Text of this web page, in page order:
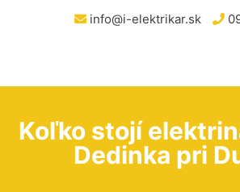
info@i-elektrikar.sk
Koľko stojí
Dedinka pri